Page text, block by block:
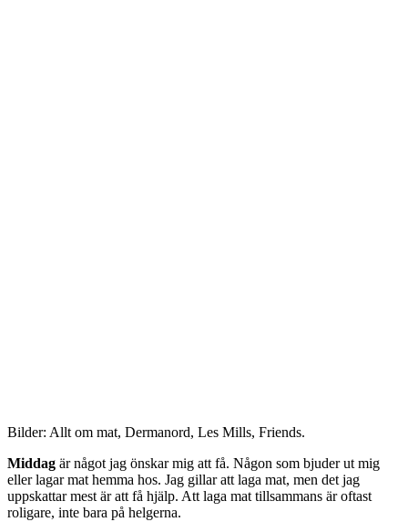
Bilder: Allt om mat, Dermanord, Les Mills, Friends.
Middag är något jag önskar mig att få. Någon som bjuder ut mig
eller lagar mat hemma hos. Jag gillar att laga mat, men det jag
uppskattar mest är att få hjälp. Att laga mat tillsammans är oftast
roligare, inte bara på helgerna.